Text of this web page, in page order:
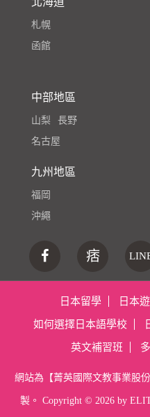
札幌
函館
中部地區
山梨
長野
名古屋
九州地區
福岡
沖繩
痞
日本留學 日本
如何選擇日本語學校
英文補習班
網站為【菁英國際文教事業股
製。 Copyright © 2026 by